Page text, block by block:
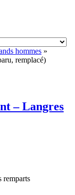
hommes »
remplacé)
– Langres
remparts